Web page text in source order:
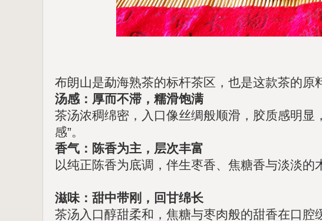
布朗山是勐海熟茶的标杆茶区，也是这款茶的原
汤感：厚而不滞，糯滑饱满
茶汤浓稠绵密，入口像丝绸般顺滑，胶质感明
感”。
香气：陈香为主，层次丰富
以纯正陈香为底调，伴生枣香、焦糖香与淡淡的
滋味：甜中带刚，回甘绵长
茶汤入口醇甜柔和，焦糖与枣肉般的甜香在口腔